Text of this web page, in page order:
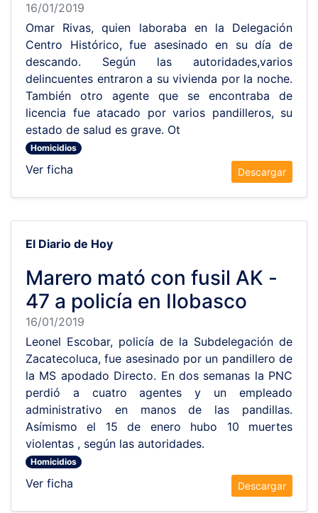
16/01/2019
Omar Rivas, quien laboraba en la Delegación
Centro Histórico, fue asesinado en su día de
descando. Según las autoridades,varios
delincuentes entraron a su vivienda por la noche.
También otro agente que se encontraba de
licencia fue atacado por varios pandilleros, su
estado de salud es grave. Ot
Homicidios
Ver ficha Descargar
El Diario de Hoy
Marero mató con fusil AK -
47 a policía en Ilobasco
16/01/2019
Leonel Escobar, policía de la Subdelegación de
Zacatecoluca, fue asesinado por un pandillero de
la MS apodado Directo. En dos semanas la PNC
perdió a cuatro agentes y un empleado
administrativo en manos de las pandillas.
Asímismo el 15 de enero hubo 10 muertes
violentas , según las autoridades.
Homicidios
Ver ficha Descargar